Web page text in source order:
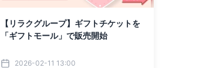
【リラクグループ】ギフトチケットを
「ギフトモール」で販売開始
2026-02-11 13:00